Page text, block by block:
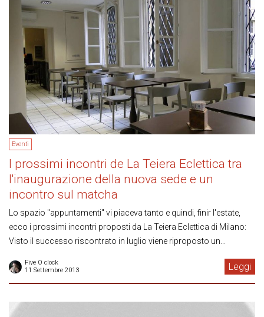
Eventi
I prossimi incontri de La Teiera Eclettica tra
l'inaugurazione della nuova sede e un
incontro sul matcha
Lo spazio "appuntamenti" vi piaceva tanto e quindi, finir l'estate,
ecco i prossimi incontri proposti da La Teiera Eclettica di Milano:
Visto il successo riscontrato in luglio viene riproposto un...
Five O clock
11 Settembre 2013
Leggi